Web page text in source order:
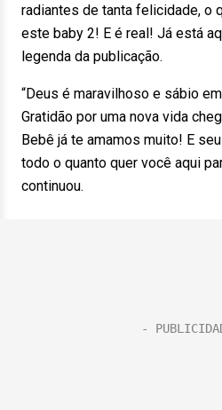
radiantes de tanta felicidade, o
este baby 2! E é real! Já está
legenda da publicação.
“Deus é maravilhoso e sábio
Gratidão por uma nova vida
Bebê já te amamos muito! E
todo o quanto quer você aqui
continuou.